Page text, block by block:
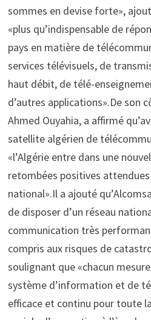
sommes en devise forte»,
«plus qu’indispensable de
pays en matière de
services télévisuels, de
haut débit, de télé-
d’autres applications».De son
Ahmed Ouyahia, a affirmé
satellite algérien de
«l’Algérie entre dans une
retombées positives
national».Il a ajouté
de disposer d’un réseau
communication très
compris aux risques de
soulignant que «chacun
système d’information et de
efficace et continu pour toute